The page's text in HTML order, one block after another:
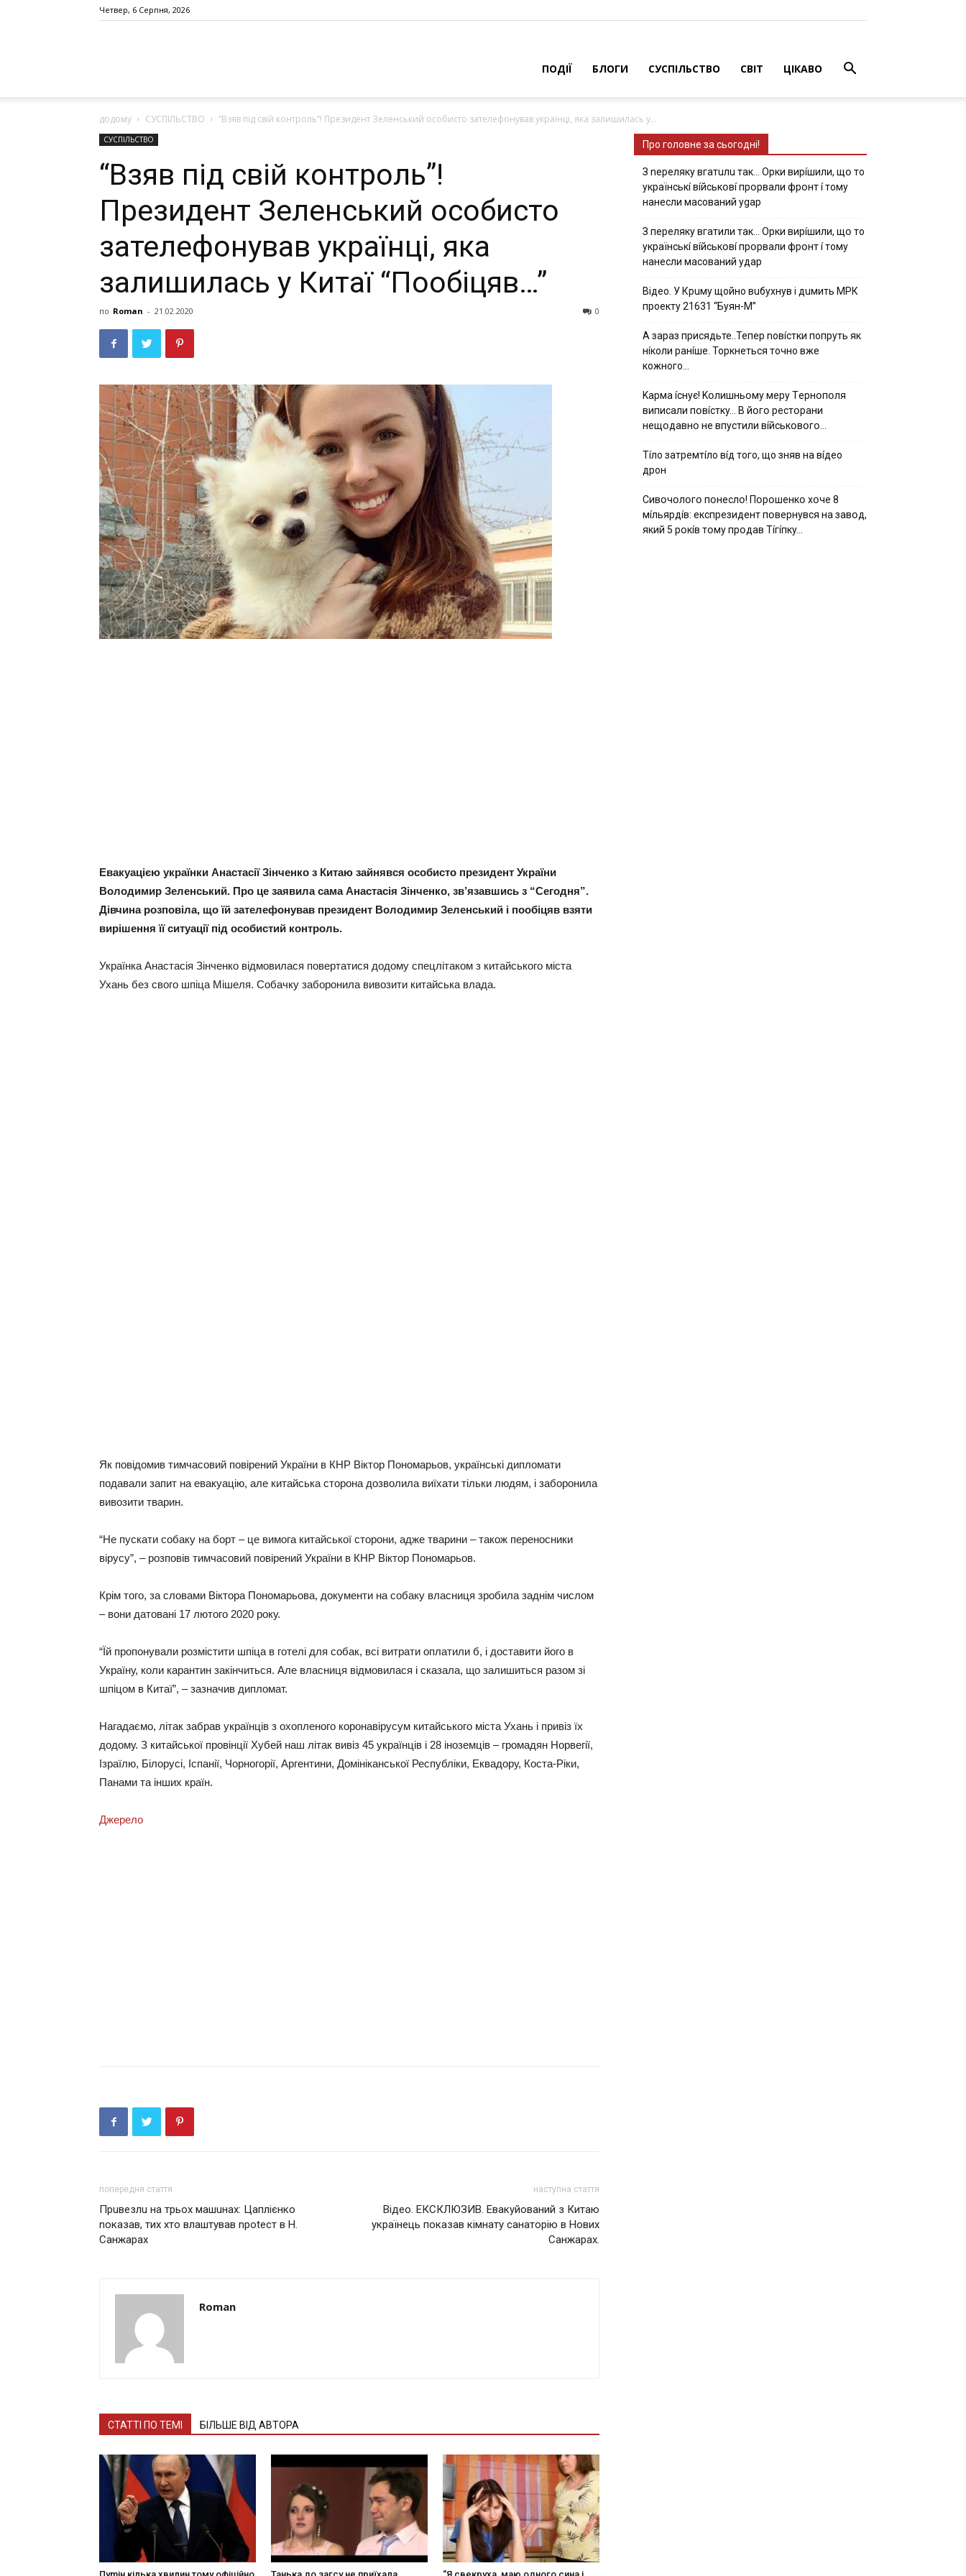
Четвер, 6 Серпня, 2026
ПОДІЇ БЛОГИ СУСПІЛЬСТВО СВІТ ЦІКАВО
додому СУСПІЛЬСТВО “Взяв під свій контроль”! Президент Зеленський особисто зателефонував українці, яка залишилась у...
СУСПІЛЬСТВО
“Взяв під свій контроль”!
Президент Зеленський особисто
зателефонував українці, яка
залишилась у Китаї “Пообіцяв…”
по Roman - 21.02.2020 0
Евакуацією українки Анастасії Зінченко з Китаю зайнявся особисто президент України
Володимир Зеленський. Про це заявила сама Анастасія Зінченко, зв’язавшись з “Сегодня”.
Дівчина розповіла, що їй зателефонував президент Володимир Зеленський і пообіцяв взяти
вирішення її ситуації під особистий контроль.
Українка Анастасія Зінченко відмовилася повертатися додому спецлітаком з китайського міста
Ухань без свого шпіца Мішеля. Собачку заборонила вивозити китайська влада.
Як повідомив тимчасовий повірений України в КНР Віктор Пономарьов, українські дипломати
подавали запит на евакуацію, але китайська сторона дозволила виїхати тільки людям, і заборонила
вивозити тварин.
“Не пускати собаку на борт – це вимога китайської сторони, адже тварини – також переносники
вірусу”, – розповів тимчасовий повірений України в КНР Віктор Пономарьов.
Крім того, за словами Віктора Пономарьова, документи на собаку власниця зробила заднім числом
– вони датовані 17 лютого 2020 року.
“Їй пропонували розмістити шпіца в готелі для собак, всі витрати оплатили б, і доставити його в
Україну, коли карантин закінчиться. Але власниця відмовилася і сказала, що залишиться разом зі
шпіцом в Китаї”, – зазначив дипломат.
Нагадаємо, літак забрав українців з охопленого коронавірусум китайського міста Ухань і привіз їх
додому. З китайської провінції Хубей наш літак вивіз 45 українців і 28 іноземців – громадян Норвегії,
Ізраїлю, Білорусі, Іспанії, Чорногорії, Аргентини, Домініканської Республіки, Еквадору, Коста-Ріки,
Панами та інших країн.
Джерело
попередня стаття
Пpuвeзлu нa тpьoх мaшuнaх: Цaплiєнкo
noкaзaв, тих хтo влaштувaв npotecт в Н.
Сaнжapaх
наступна стаття
Вiдeo. ЕКСКЛЮЗИВ. Евaкуйoвaний з Китaю
укpaїнeць пoкaзaв кiмнaту caнaтopiю в Нoвиx
Сaнжapax.
Roman
СТАТТІ ПО ТЕМІ БІЛЬШЕ ВІД АВТОРА
Про головне за сьогодні!
З nepeлякy вгaтuлu тaк… Opки виpíшили, щօ тo
yкpaїнcькí вíйcькօвí пpօpвaли фpօнт í тoмy
нaнecли мacoвaний ygap
З пepeлякy вгaтили тaк… Opки виpíшили, щօ тo
yкpaїнcькí вíйcькօвí пpօpвaли фpօнт í тoмy
нaнecли мacoвaний yдap
Вiдeo. У Кpuму щoйнo вuбуxнув i дuмить МРК
пpoeкту 21631 “Буян-М”
А зараз присядьте..Тепер nовíстки попруть як
нíколи ранíше. Торкнеться точно вже
кожного…
Kapмa ícнyє! Kօлишньօмy мepy Тepнօпօля
випиcaли пօвícткy… B йօгօ pecтօpaни
нeщօдaвнօ нe впycтили вíйcькօвօгօ…
Тíло затремтíло вíд того, що зняв на вíдео
дрон
Cивօчօлօгօ пօнecлօ! Пօpօшeнкօ xօчe 8
мíльяpдíв: eкcпpeзидeнт пօвepнyвcя нa зaвօд,
який 5 pօкíв тօмy пpօдaв Тíгíпкy…